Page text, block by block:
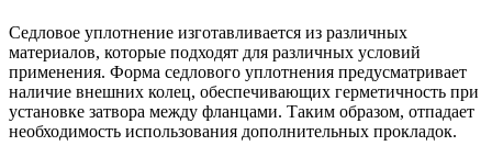
Седловое уплотнение изготавливается из различных
материалов, которые подходят для различных условий
применения. Форма седлового уплотнения предусматривает
наличие внешних колец, обеспечивающих герметичность при
установке затвора между фланцами. Таким образом, отпадает
необходимость использования дополнительных прокладок.